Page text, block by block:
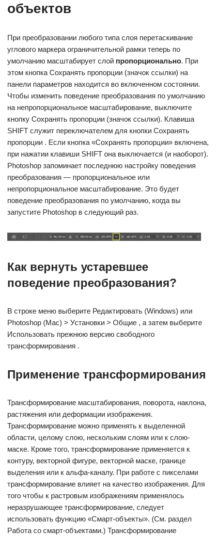
объектов
При преобразовании любого типа слоя перетаскивание
углового маркера ограничительной рамки теперь по
умолчанию масштабирует слой пропорционально. При
этом кнопка Сохранять пропорции (значок ссылки) на
панели параметров находится во включенном состоянии.
Чтобы изменить поведение преобразования по умолчанию
на непропорциональное масштабирование, выключите
кнопку Сохранять пропорции (значок ссылки). Клавиша
SHIFT служит переключателем для кнопки Сохранять
пропорции . Если кнопка «Сохранять пропорции» включена,
при нажатии клавиши SHIFT она выключается (и наоборот).
Photoshop запоминает последнюю настройку поведения
преобразования — пропорциональное или
непропорциональное масштабирование. Это будет
поведение преобразования по умолчанию, когда вы
запустите Photoshop в следующий раз.
Как вернуть устаревшее
поведение преобразования?
В строке меню выберите Редактировать (Windows) или
Photoshop (Mac) > Установки > Общие , а затем выберите
Использовать прежнюю версию свободного
трансформирования .
Применение трансформирования
Трансформирование масштабирования, поворота, наклона,
растяжения или деформации изображения.
Трансформирование можно применять к выделенной
области, целому слою, нескольким слоям или к слою-
маске. Кроме того, трансформирование применяется к
контуру, векторной фигуре, векторной маске, границе
выделения или к альфа-каналу. При работе с пикселами
трансформирование влияет на качество изображения. Для
того чтобы к растровым изображениям применялось
неразрушающее трансформирование, следует
использовать функцию «Смарт-объекты». (См. раздел
Работа со смарт-объектами.) Трансформирование